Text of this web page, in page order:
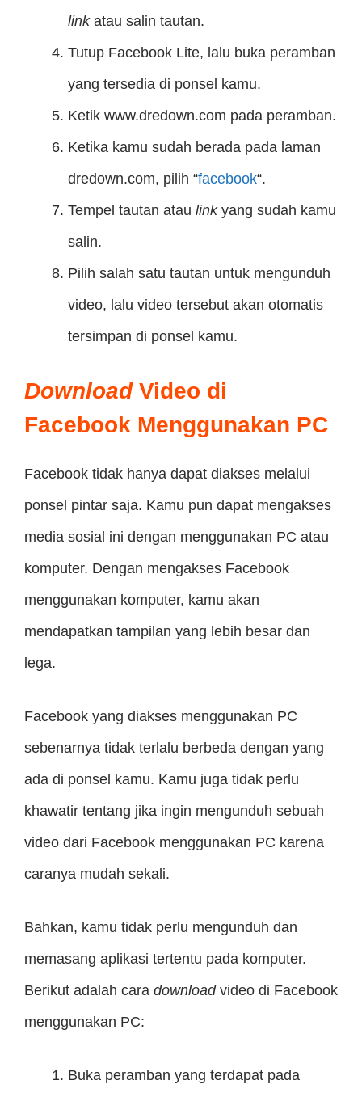
link atau salin tautan.
Tutup Facebook Lite, lalu buka peramban
yang tersedia di ponsel kamu.
Ketik www.dredown.com pada peramban.
Ketika kamu sudah berada pada laman
dredown.com, pilih “facebook“.
Tempel tautan atau link yang sudah kamu
salin.
Pilih salah satu tautan untuk mengunduh
video, lalu video tersebut akan otomatis
tersimpan di ponsel kamu.
DownloadVideo di
Facebook Menggunakan PC
Facebook tidak hanya dapat diakses melalui
ponsel pintar saja. Kamu pun dapat mengakses
media sosial ini dengan menggunakan PC atau
komputer. Dengan mengakses Facebook
menggunakan komputer, kamu akan
mendapatkan tampilan yang lebih besar dan
lega.
Facebook yang diakses menggunakan PC
sebenarnya tidak terlalu berbeda dengan yang
ada di ponsel kamu. Kamu juga tidak perlu
khawatir tentang jika ingin mengunduh sebuah
video dari Facebook menggunakan PC karena
caranya mudah sekali.
Bahkan, kamu tidak perlu mengunduh dan
memasang aplikasi tertentu pada komputer.
Berikut adalah cara downloadvideo di Facebook
menggunakan PC:
Buka peramban yang terdapat pada